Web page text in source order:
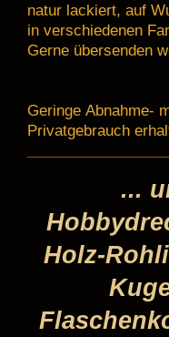
natur lackiert, auf
in verschiedenen
Gerne übersenden
Geringe Abnahme-
Privatgebrauch
...
Holz-